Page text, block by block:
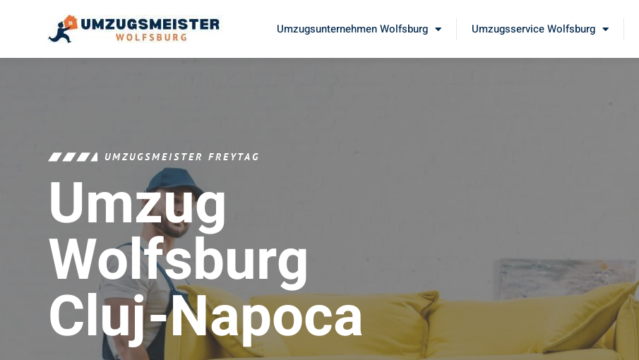
Umzugsunternehmen Wolfsburg Umzugsservice Wolfsburg
UMZUGSMEISTER FREYTAG
Umzug
Wolfsburg
Cluj-Napoca